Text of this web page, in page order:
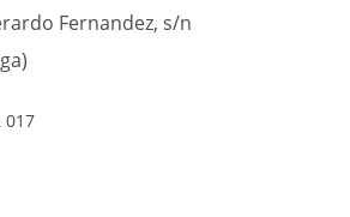
Fernandez, s/n
017